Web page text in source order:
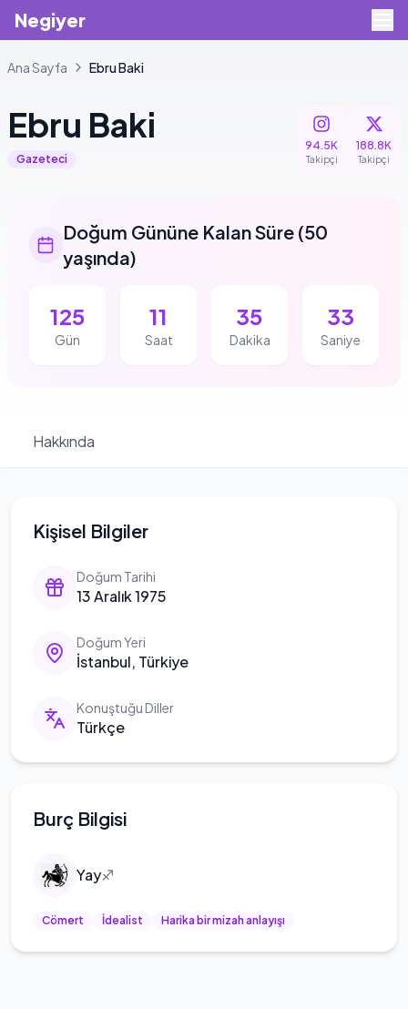
Negiyer
Ana Sayfa EbruBaki
Ebru Baki
Gazeteci
94.5K
Takipçi
188.8K
Takipçi
Doğum Gününe Kalan Süre(50
yaşında)
125
Gün
11
Saat
35
Dakika
32
Saniye
Hakkında
Kişisel Bilgiler
Doğum Tarihi
13 Aralık 1975
Doğum Yeri
İstanbul, Türkiye
Konuştuğu Diller
Türkçe
Burç Bilgisi
Yay♐
Cömert İdealist Harika bir mizah anlayışı